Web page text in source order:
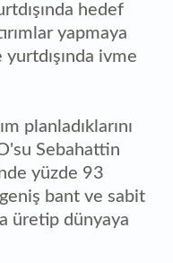
hedef
yapmaya
ivme
planladıklarını
Sebahattin
yüzde 93
bant ve sabit
üretip dünyaya